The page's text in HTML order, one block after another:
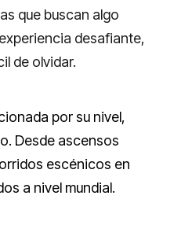
que buscan algo
desafiante,
de olvidar.
por su nivel,
Desde ascensos
escénicos en
a nivel mundial.